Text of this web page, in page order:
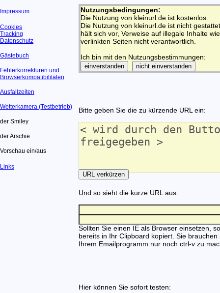
Nutzungsbedingungen:
Die Nutzung von kleinurl.de ist kostenlos.
Die Nutzung von kleinurl.de ist nicht
hält sich vor, Verweise auf illegale Inhalte
verlinkten Seiten nicht verantwortlich.
Ich bin mit den Nutzungsbestimmungen:
Bitte geben Sie die zu kürzende URL ein:
Und so sieht die kurze URL aus:
Sollten Sie einen IE als Browser einsetzen,
bereits in Ihr Clipboard kopiert. Sie brauchen
Ihrem Emailprogramm nur noch ctrl-v zu
Hier können Sie sofort testen:
Impressum
Cookies
Tracking
Datenschutz
Gästebuch
Fehlerkorrekturen und
Browserkompatibilitäten
Ausfallzeiten
Wetterkamera (Testbetrieb)
der Smiley
der Arschie
Vorschau ein/aus
Links